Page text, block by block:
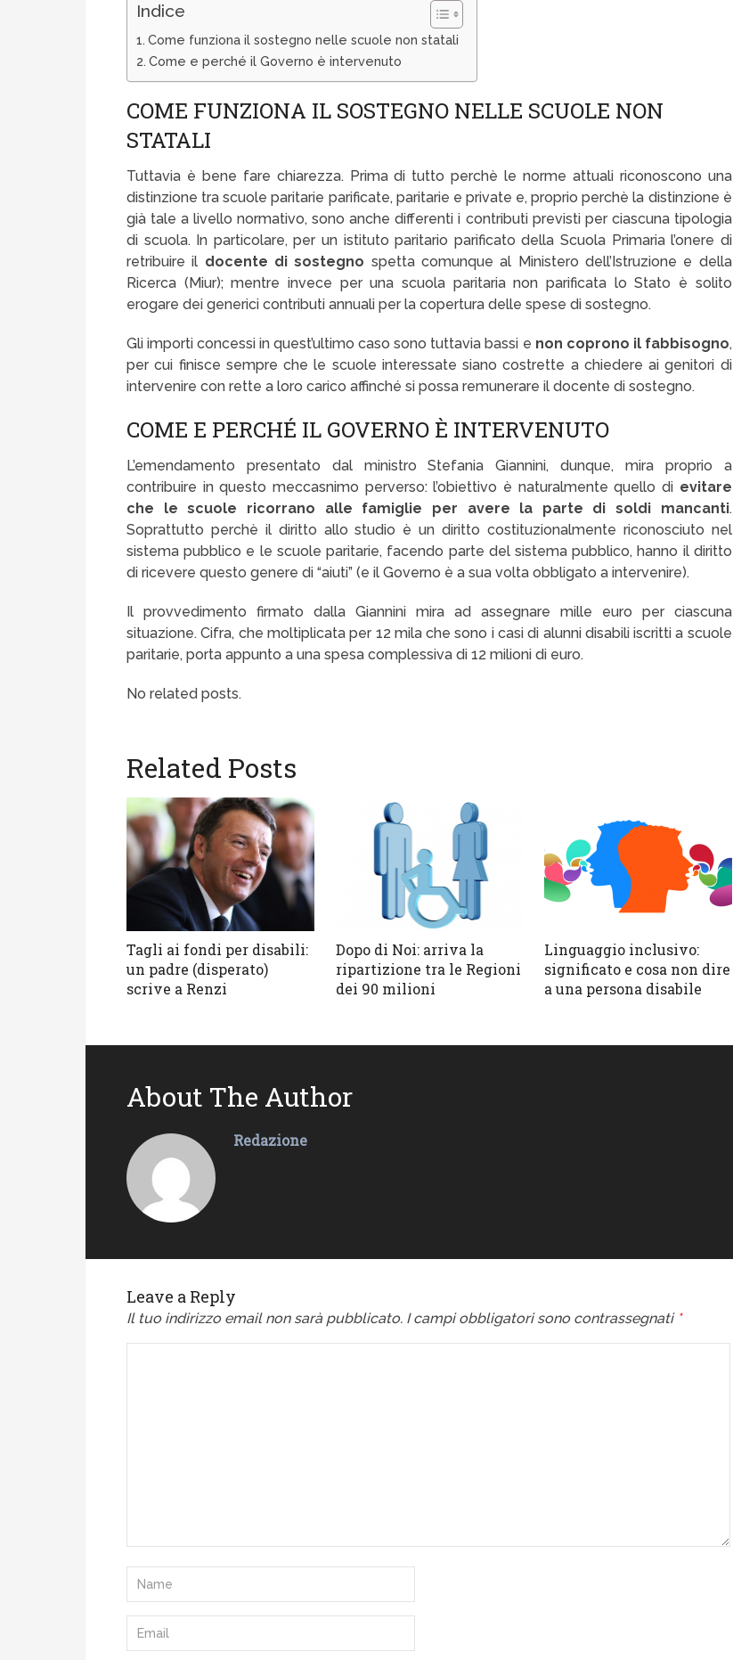
Indice
Come funziona il sostegno nelle scuole non statali
Come e perché il Governo è intervenuto
COME FUNZIONA IL SOSTEGNO NELLE SCUOLE NON
STATALI
Tuttavia è bene fare chiarezza. Prima di tutto perchè le norme attuali riconoscono una
distinzione tra scuole paritarie parificate, paritarie e private e, proprio perchè la distinzione è
già tale a livello normativo, sono anche differenti i contributi previsti per ciascuna tipologia
di scuola. In particolare, per un istituto paritario parificato della Scuola Primaria l’onere di
retribuire il docente di sostegno spetta comunque al Ministero dell’Istruzione e della
Ricerca (Miur); mentre invece per una scuola paritaria non parificata lo Stato è solito
erogare dei generici contributi annuali per la copertura delle spese di sostegno.
Gli importi concessi in quest’ultimo caso sono tuttavia bassi e non coprono il fabbisogno,
per cui finisce sempre che le scuole interessate siano costrette a chiedere ai genitori di
intervenire con rette a loro carico affinché si possa remunerare il docente di sostegno.
COME E PERCHÉ IL GOVERNO È INTERVENUTO
L’emendamento presentato dal ministro Stefania Giannini, dunque, mira proprio a
contribuire in questo meccasnimo perverso: l’obiettivo è naturalmente quello di evitare
che le scuole ricorrano alle famiglie per avere la parte di soldi mancanti.
Soprattutto perchè il diritto allo studio è un diritto costituzionalmente riconosciuto nel
sistema pubblico e le scuole paritarie, facendo parte del sistema pubblico, hanno il diritto
di ricevere questo genere di “aiuti” (e il Governo è a sua volta obbligato a intervenire).
Il provvedimento firmato dalla Giannini mira ad assegnare mille euro per ciascuna
situazione. Cifra, che moltiplicata per 12 mila che sono i casi di alunni disabili iscritti a scuole
paritarie, porta appunto a una spesa complessiva di 12 milioni di euro.
No related posts.
Related Posts
Tagli ai fondi per disabili:
un padre (disperato)
scrive a Renzi
Dopo di Noi: arriva la
ripartizione tra le Regioni
dei 90 milioni
Linguaggio inclusivo:
significato e cosa non dire
a una persona disabile
About The Author
Redazione
Leave a Reply
Il tuo indirizzo email non sarà pubblicato. I campi obbligatori sono contrassegnati *